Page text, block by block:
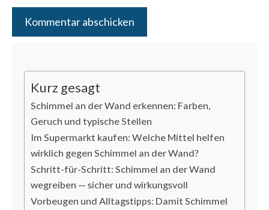
Kurz gesagt
Schimmel an der Wand erkennen: Farben,
Geruch und typische Stellen
Im Supermarkt kaufen: Welche Mittel helfen
wirklich gegen Schimmel an der Wand?
Schritt-für-Schritt: Schimmel an der Wand
wegreiben — sicher und wirkungsvoll
Vorbeugen und Alltagstipps: Damit Schimmel